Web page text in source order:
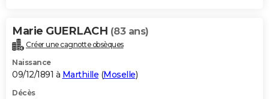
Marie GUERLACH (83 ans)
Créer une cagnotte obsèques
Naissance
09/12/1891 à Marthille (Moselle)
Décès